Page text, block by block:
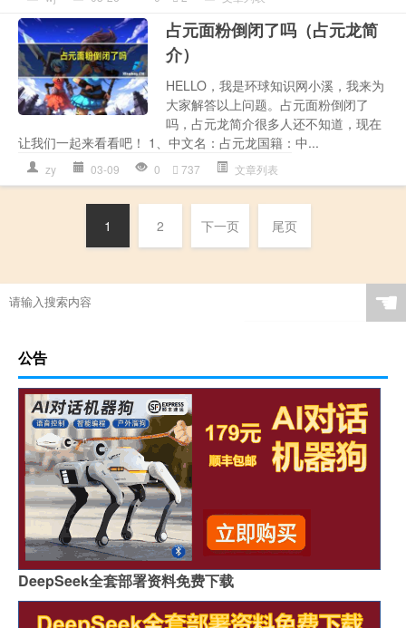
占元面粉倒闭了吗（占元龙简
介）
HELLO，我是环球知识网小溪，我来为
大家解答以上问题。占元面粉倒闭了
吗，占元龙简介很多人还不知道，现在
让我们一起来看看吧！ 1、中文名：占元龙国籍：中...
zy 03-09 0 737 文章列表
1 2 下一页 尾页
☚
公告
DeepSeek全套部署资料免费下载